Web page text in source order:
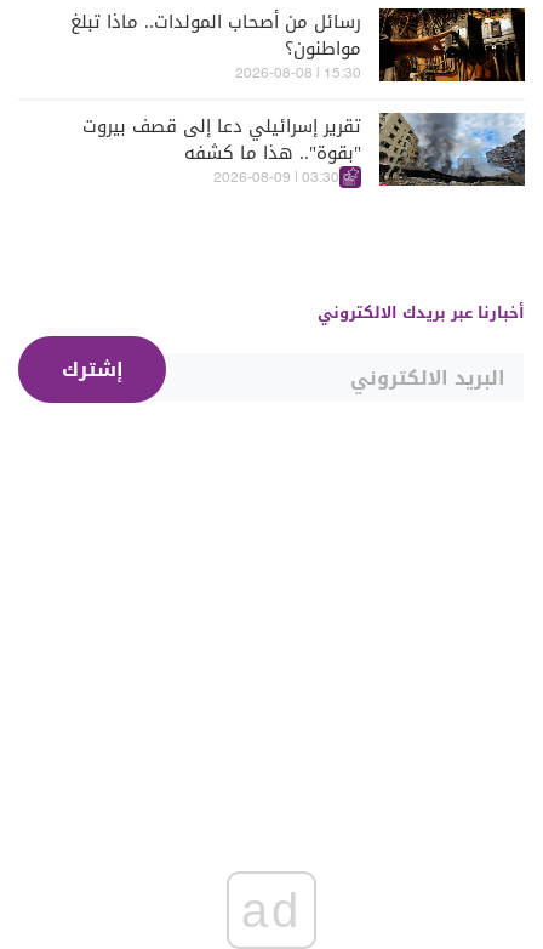
رسائل من أصحاب المولدات.. ماذا تبلغ
مواطنون؟
15:30 | 2026-08-08
تقرير إسرائيلي دعا إلى قصف بيروت
"بقوة".. هذا ما كشفه
03:30 | 2026-08-09
أخبارنا عبر بريدك الالكتروني
إشترك
ad